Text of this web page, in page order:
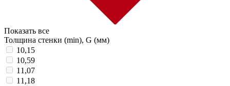
Показать все
Толщина стенки (min), G (мм)
10,15
10,59
11,07
11,18